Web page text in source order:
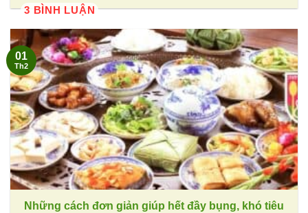
3 BÌNH LUẬN
Những cách đơn giản giúp hết đầy bụng, khó tiêu
01
Th2